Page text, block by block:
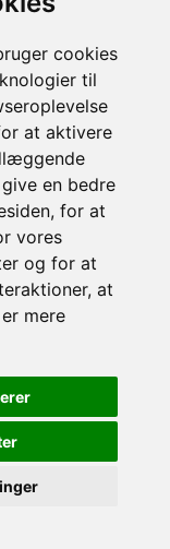
cookies
til
at aktivere
en bedre
, for at
vores
og for at
, at
mere
09.00-19.00
09.00- 15.00
via bookingen,